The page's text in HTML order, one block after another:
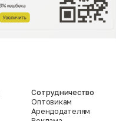
Сотрудничество
Оптовикам
Арендодателям